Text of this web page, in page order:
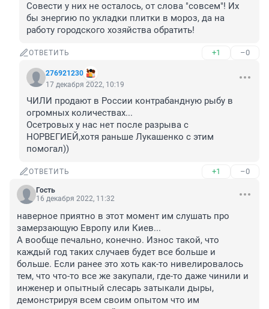
Совести у них не осталось, от слова "совсем"! Их
бы энергию по укладки плитки в мороз, да на
работу городского хозяйства обратить!
ОТВЕТИТЬ +1 –0
276921230
17 декабря 2022, 10:19
ЧИЛИ продают в России контрабандную рыбу в
огромных количествах...
Осетровых у нас нет после разрыва с
НОРВЕГИЕЙ,хотя раньше Лукашенко с этим
помогал))
ОТВЕТИТЬ +1 –0
Гость
16 декабря 2022, 11:32
наверное приятно в этот момент им слушать про
замерзающую Европу или Киев...
А вообще печально, конечно. Износ такой, что
каждый год таких случаев будет все больше и
больше. Если ранее это хоть как-то нивелировалось
тем, что что-то все же закупали, где-то даже чинили и
инженер и опытный слесарь затыкали дыры,
демонстрируя всем своим опытом что им